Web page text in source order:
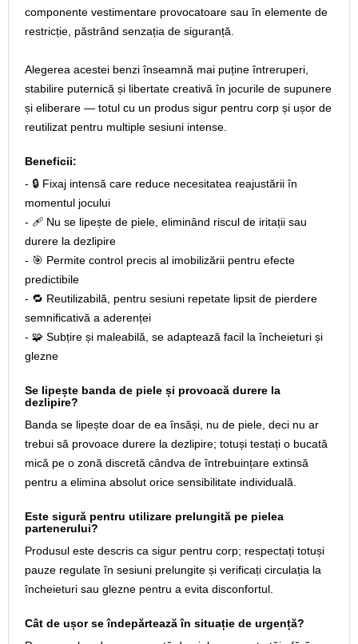
componente vestimentare provocatoare sau în elemente de
restricție, păstrând senzația de siguranță.
Alegerea acestei benzi înseamnă mai puține întreruperi,
stabilire puternică și libertate creativă în jocurile de supunere
și eliberare — totul cu un produs sigur pentru corp și ușor de
reutilizat pentru multiple sesiuni intense.
Beneficii:
- 🔒 Fixaj intensă care reduce necesitatea reajustării în
momentul jocului
- 🩹 Nu se lipește de piele, eliminând riscul de iritații sau
durere la dezlipire
- 🎯 Permite control precis al imobilizării pentru efecte
predictibile
- 🔁 Reutilizabilă, pentru sesiuni repetate lipsit de pierdere
semnificativă a aderenței
- 🧩 Subțire și maleabilă, se adaptează facil la încheieturi și
glezne
Se lipește banda de piele și provoacă durere la
dezlipire?
Banda se lipește doar de ea însăși, nu de piele, deci nu ar
trebui să provoace durere la dezlipire; totuși testați o bucată
mică pe o zonă discretă cândva de întrebuințare extinsă
pentru a elimina absolut orice sensibilitate individuală.
Este sigură pentru utilizare prelungită pe pielea
partenerului?
Produsul este descris ca sigur pentru corp; respectați totuși
pauze regulate în sesiuni prelungite și verificați circulația la
încheieturi sau glezne pentru a evita disconfortul.
Cât de ușor se îndepărtează în situație de urgență?